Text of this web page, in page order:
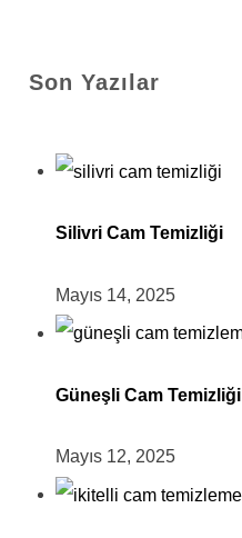
Son Yazılar
Silivri Cam Temizliği
Mayıs 14, 2025
Güneşli Cam Temizliği
Mayıs 12, 2025